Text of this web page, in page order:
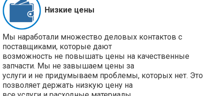
Низкие цены
Мы наработали множество деловых контактов с
поставщиками, которые дают
возможность не повышать цены на качественные
запчасти. Мы не завышаем цены за
услуги и не придумываем проблемы, которых нет. Это
позволяет держать низкую цену на